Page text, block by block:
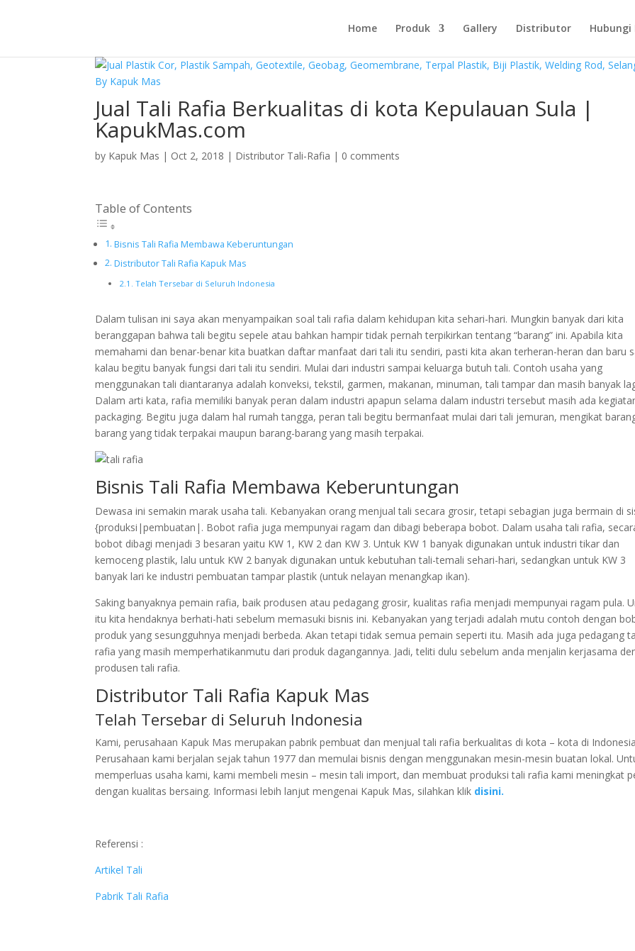
Home Produk Gallery Distributor Hubungi
Jual Tali Rafia Berkualitas di kota Kepulauan Sula |
KapukMas.com
by Kapuk Mas | Oct 2, 2018 | Distributor Tali-Rafia | 0 comments
Table of Contents
Bisnis Tali Rafia Membawa Keberuntungan
Distributor Tali Rafia Kapuk Mas
Telah Tersebar di Seluruh Indonesia
Dalam tulisan ini saya akan menyampaikan soal tali rafia dalam kehidupan kita sehari-hari. Mungkin banyak dari kita
beranggapan bahwa tali begitu sepele atau bahkan hampir tidak pernah terpikirkan tentang “barang” ini. Apabila kita
memahami dan benar-benar kita buatkan daftar manfaat dari tali itu sendiri, pasti kita akan terheran-heran dan baru
kalau begitu banyak fungsi dari tali itu sendiri. Mulai dari industri sampai keluarga butuh tali. Contoh usaha yang
menggunakan tali diantaranya adalah konveksi, tekstil, garmen, makanan, minuman, tali tampar dan masih banyak
Dalam arti kata, rafia memiliki banyak peran dalam industri apapun selama dalam industri tersebut masih ada
packaging. Begitu juga dalam hal rumah tangga, peran tali begitu bermanfaat mulai dari tali jemuran, mengikat
barang yang tidak terpakai maupun barang-barang yang masih terpakai.
Bisnis Tali Rafia Membawa Keberuntungan
Dewasa ini semakin marak usaha tali. Kebanyakan orang menjual tali secara grosir, tetapi sebagian juga bermain di
{produksi|pembuatan|. Bobot rafia juga mempunyai ragam dan dibagi beberapa bobot. Dalam usaha tali rafia,
bobot dibagi menjadi 3 besaran yaitu KW 1, KW 2 dan KW 3. Untuk KW 1 banyak digunakan untuk industri tikar dan
kemoceng plastik, lalu untuk KW 2 banyak digunakan untuk kebutuhan tali-temali sehari-hari, sedangkan untuk KW 3
banyak lari ke industri pembuatan tampar plastik (untuk nelayan menangkap ikan).
Saking banyaknya pemain rafia, baik produsen atau pedagang grosir, kualitas rafia menjadi mempunyai ragam pula.
itu kita hendaknya berhati-hati sebelum memasuki bisnis ini. Kebanyakan yang terjadi adalah mutu contoh dengan
produk yang sesungguhnya menjadi berbeda. Akan tetapi tidak semua pemain seperti itu. Masih ada juga pedagang
rafia yang masih memperhatikanmutu dari produk dagangannya. Jadi, teliti dulu sebelum anda menjalin kerjasama
produsen tali rafia.
Distributor Tali Rafia Kapuk Mas
Telah Tersebar di Seluruh Indonesia
Kami, perusahaan Kapuk Mas merupakan pabrik pembuat dan menjual tali rafia berkualitas di kota – kota di
Perusahaan kami berjalan sejak tahun 1977 dan memulai bisnis dengan menggunakan mesin-mesin buatan lokal.
memperluas usaha kami, kami membeli mesin – mesin tali import, dan membuat produksi tali rafia kami meningkat
dengan kualitas bersaing. Informasi lebih lanjut mengenai Kapuk Mas, silahkan klik disini.
Referensi :
Artikel Tali
Pabrik Tali Rafia